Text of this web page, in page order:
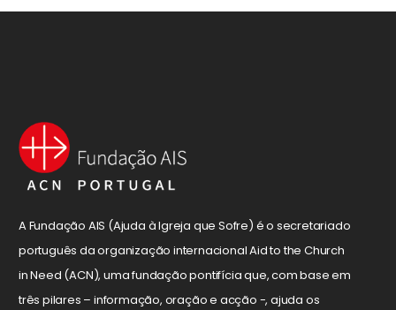
A Fundação AIS (Ajuda à Igreja que Sofre) é o secretariado
português da organização internacional Aid to the Church
in Need (ACN), uma fundação pontifícia que, com base em
três pilares – informação, oração e acção -, ajuda os